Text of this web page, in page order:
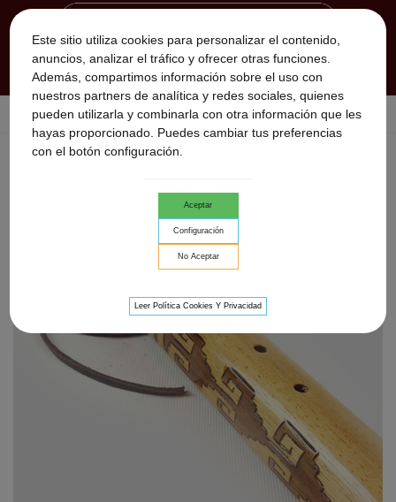
Este sitio utiliza cookies para personalizar el contenido,
anuncios, analizar el tráfico y ofrecer otras funciones.
Además, compartimos información sobre el uso con
nuestros partners de analítica y redes sociales, quienes
pueden utilizarla y combinarla con otra información que les
hayas proporcionado. Puedes cambiar tus preferencias
con el botón configuración.
Aceptar
Configuración
No Aceptar
Leer Política Cookies Y Privacidad
Inicio > Flautas Nativas > flauta nativa Aztec wind